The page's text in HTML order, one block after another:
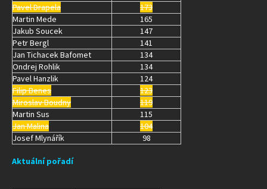
Pavel Drapela
173
Martin Mede
165
Jakub Soucek
147
Petr Bergl
141
Jan Tichacek Bafomet
134
Ondrej Rohlik
134
Pavel Hanzlik
124
Filip Benes
123
Miroslav Boudny
119
Martin Sus
115
Jan Malina
104
Josef Mlynářík
98
Aktuální pořadí